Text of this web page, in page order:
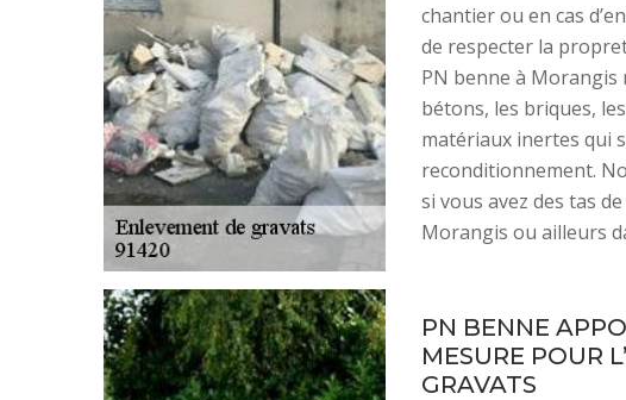
chantier ou en cas
de respecter la
PN benne à
bétons, les briques,
matériaux inertes qui
reconditionnement.
si vous avez des tas
Morangis ou ailleurs
PN BENNE
MESURE POUR
GRAVATS